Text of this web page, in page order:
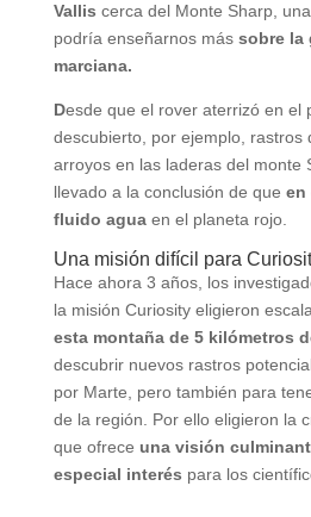
Vallis cerca del Monte Sharp,
podría enseñarnos más sobre la
marciana.
Desde que el rover aterrizó en el
descubierto, por ejemplo, rastros
arroyos en las laderas del monte
llevado a la conclusión de que en
fluido agua en el planeta rojo.
Una misión difícil para
Hace ahora 3 años, los
la misión Curiosity eligieron
esta montaña de 5 kilómetros
descubrir nuevos rastros
por Marte, pero también para
de la región. Por ello eligieron la
que ofrece una visión
especial interés para los